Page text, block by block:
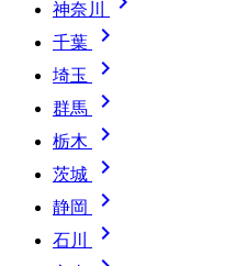
神奈川
千葉 
埼玉 
群馬 
栃木 
茨城 
静岡 
石川 